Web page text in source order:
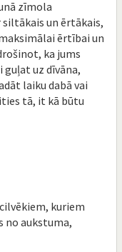
zīmola
siltākais un ērtākais,
ērtībai un
ka jums
uz dīvāna,
laiku dabā vai
tā, it kā būtu
kuriem
no aukstuma,